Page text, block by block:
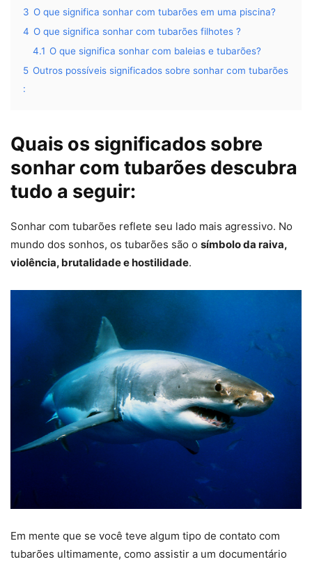
3 O que significa sonhar com tubarões em uma piscina?
4 O que significa sonhar com tubarões filhotes ?
4.1 O que significa sonhar com baleias e tubarões?
5 Outros possíveis significados sobre sonhar com tubarões
:
Quais os significados sobre
sonhar com tubarões descubra
tudo a seguir:
Sonhar com tubarões reflete seu lado mais agressivo. No
mundo dos sonhos, os tubarões são o símbolo da raiva,
violência, brutalidade e hostilidade.
Em mente que se você teve algum tipo de contato com
tubarões ultimamente, como assistir a um documentário